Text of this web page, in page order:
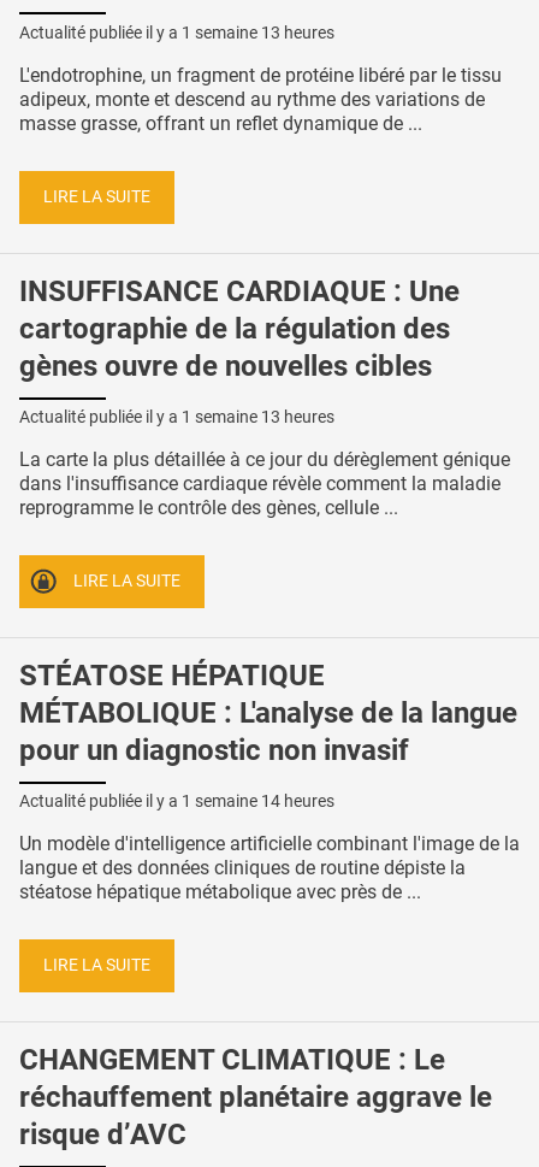
Actualité publiée il y a 1 semaine 13 heures
L'endotrophine, un fragment de protéine libéré par le tissu
adipeux, monte et descend au rythme des variations de
masse grasse, offrant un reflet dynamique de ...
LIRE LA SUITE
INSUFFISANCE CARDIAQUE : Une
cartographie de la régulation des
gènes ouvre de nouvelles cibles
Actualité publiée il y a 1 semaine 13 heures
La carte la plus détaillée à ce jour du dérèglement génique
dans l'insuffisance cardiaque révèle comment la maladie
reprogramme le contrôle des gènes, cellule ...
LIRE LA SUITE
STÉATOSE HÉPATIQUE
MÉTABOLIQUE : L'analyse de la langue
pour un diagnostic non invasif
Actualité publiée il y a 1 semaine 14 heures
Un modèle d'intelligence artificielle combinant l'image de la
langue et des données cliniques de routine dépiste la
stéatose hépatique métabolique avec près de ...
LIRE LA SUITE
CHANGEMENT CLIMATIQUE : Le
réchauffement planétaire aggrave le
risque d’AVC